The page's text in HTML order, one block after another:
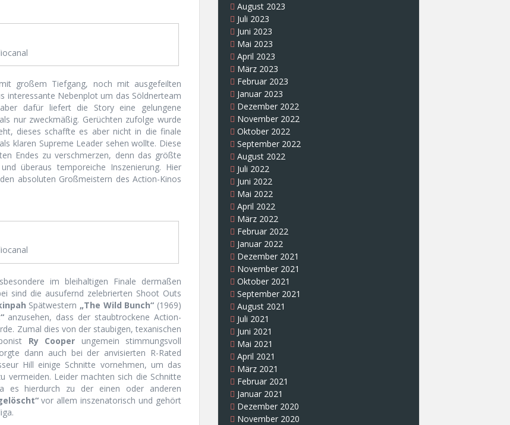
großem Tiefgang, noch mit ausgefeilten
interessante Nebenplot um das Söldnerteam
dafür liefert die Story eine gelungene
nur zweckmäßig. Gerüchten zufolge wurde
dieses schaffte es aber nicht in die finale
als klaren Supreme Leader sehen wollte. Diese
Endes zu verschmerzen, denn das größte
überaus temporeiche Inszenierung. Hier
absoluten Großmeistern des Action-Kinos
im bleihaltigen Finale dermaßen
sind die ausufernd zelebrierten Shoot Outs
Spätwestern „The Wild Bunch“ (1969)
anzusehen, dass der staubtrockene Action-
Zumal dies von der staubigen, texanischen
Ry Cooper ungemein stimmungsvoll
dann auch bei der anvisierten R-Rated
Hill einige Schnitte vornehmen, um das
vermeiden. Leider machten sich die Schnitte
es hierdurch zu der einen oder anderen
vor allem inszenatorisch und gehört
August 2023
Juli 2023
Juni 2023
Mai 2023
April 2023
März 2023
Februar 2023
Januar 2023
Dezember 2022
November 2022
Oktober 2022
September 2022
August 2022
Juli 2022
Juni 2022
Mai 2022
April 2022
März 2022
Februar 2022
Januar 2022
Dezember 2021
November 2021
Oktober 2021
September 2021
August 2021
Juli 2021
Juni 2021
Mai 2021
April 2021
März 2021
Februar 2021
Januar 2021
Dezember 2020
November 2020